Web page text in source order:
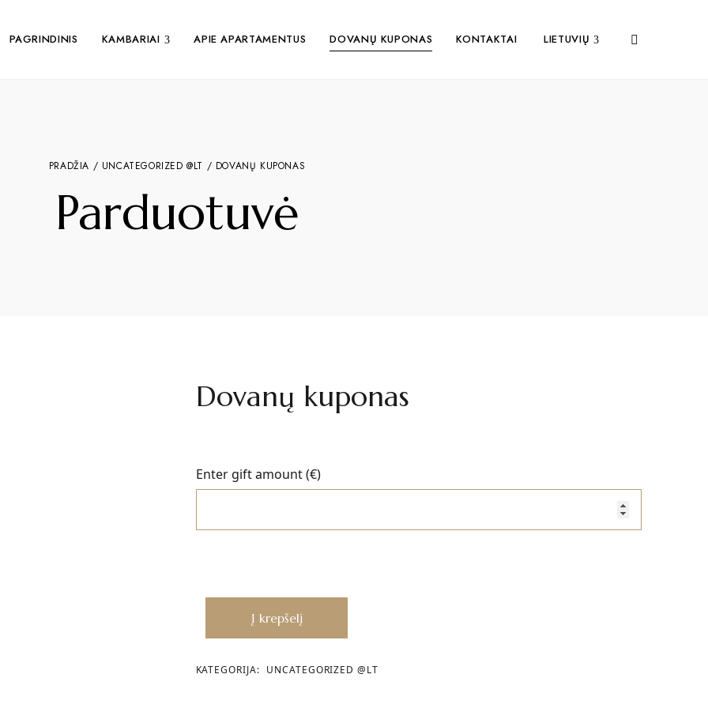
PAGRINDINIS KAMBARIAI APIE APARTAMENTUS DOVANŲ KUPONAS KONTAKTAI LIETUVIŲ
PRADŽIA / UNCATEGORIZED @LT / DOVANŲ KUPONAS
Parduotuvė
Dovanų kuponas
Enter gift amount (€)
Į krepšelį
KATEGORIJA: UNCATEGORIZED @LT